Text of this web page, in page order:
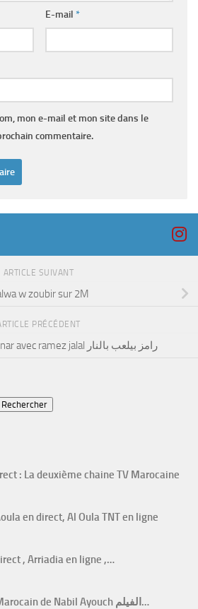
E-mail *
mon e-mail et mon site dans le
commentaire.
ARTICLE SUIVANT
w zoubir sur 2M
PRÉCÉDENT
Ramez byel3ab binar avec ramez jalal رامز بيلعب بالنار
Rechercher
: La deuxième chaine TV Marocaine
en direct, Al Oula TNT en ligne
, Arriadia en ligne ,…
Zin Li Fik Le film Marocain de Nabil Ayouch الفيلم…